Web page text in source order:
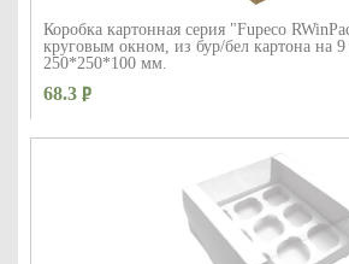
Коробка картонная серия "Fupeco
круговым окном, из бур/бел картона на 9
250*250*100 мм.
68.3